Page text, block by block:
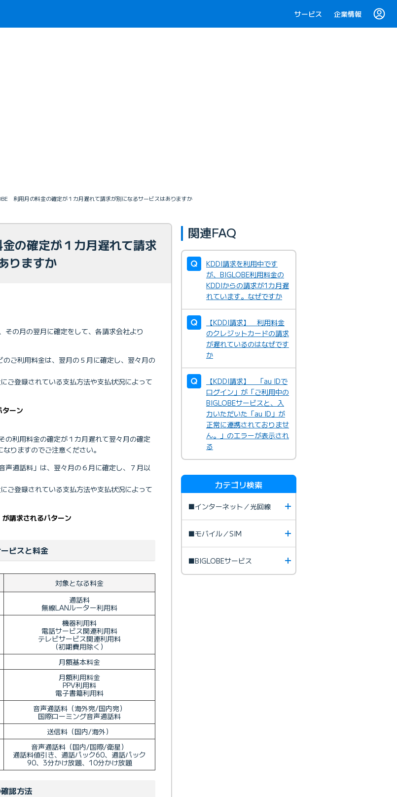
サービス 企業情報
利用月の料金の確定が１カ月遅れて請求が別になるサービスはありますか
の確定が１カ月遅れて請求
りますか
その月の翌月に確定をして、各請求会社より
ご利用料金は、翌月の５月に確定し、翌々月の
ご登録されている支払方法や支払状況によって
ターン
の利用料金の確定が１カ月遅れて翌々月の確定
りますのでご注意ください。
声通話料」は、翌々月の６月に確定し、７月以
ご登録されている支払方法や支払状況によって
請求されるパターン
ビスと料金
対象となる料金
通話料
無線LANルーター利用料
機器利用料
電話サービス関連利用料
テレビサービス関連利用料
（初期費用除く）
月額基本料金
月額利用料金
PPV利用料
電子書籍利用料
音声通話料（海外宛/国内宛）
国際ローミング音声通話料
送信料（国内/海外）
音声通話料（国内/国際/衛星）
通話料値引き、通話パック60、通話パック
90、3分かけ放題、10分かけ放題
認方法
関連FAQ
KDDI請求を利用中です
が、BIGLOBE利用料金の
KDDIからの請求が1カ月遅
れています。なぜですか
【KDDI請求】 利用料金
のクレジットカードの請求
が遅れているのはなぜです
か
【KDDI請求】 「au IDで
ログイン」が「ご利用中の
BIGLOBEサービスと、入
力いただいた「au ID」が
正常に連携されておりませ
ん。」のエラーが表示され
る
カテゴリ検索
■インターネット／光回線
■モバイル／SIM
■BIGLOBEサービス